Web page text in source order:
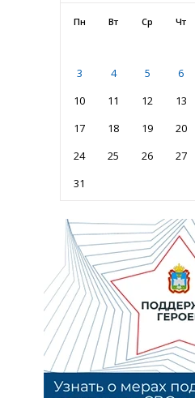
Пн Вт Ср Чт
3
4 5 6
10
11 12 13
17
18 19 20
24
25 26 27
31